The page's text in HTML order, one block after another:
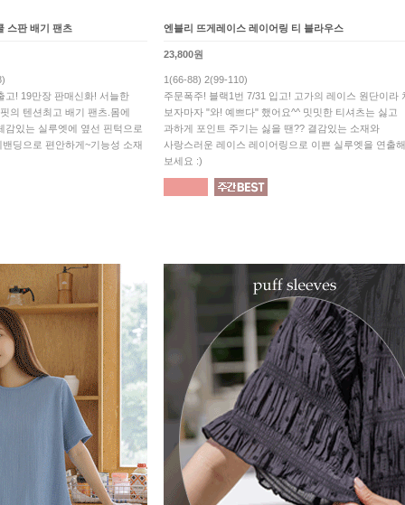
스판 배기 팬츠
고! 19만장 판매신화! 서늘한
의 텐션최고 배기 팬츠.몸에
감있는 실루엣에 옆선 핀턱으로
딩으로 편안하게~기능성 소재
엔블리 뜨게레이스 레이어링 티 블라우스
23,800원
1(66-88) 2(99-110)
주문폭주! 블랙1번 7/31 입고! 고가의 레이스 원단이라
보자마자 "와! 예쁘다" 했어요^^ 밋밋한 티셔츠는 싫고
과하게 포인트 주기는 싫을 땐?? 결감있는 소재와
사랑스러운 레이스 레이어링으로 이쁜 실루엣을 연출해
보세요 :)